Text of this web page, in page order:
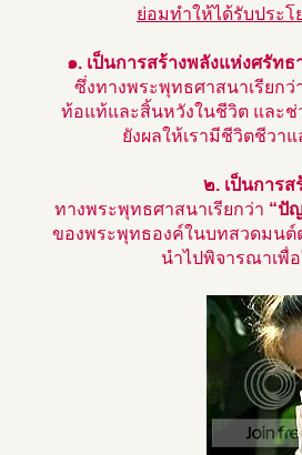
ย่อมทำให้ได้รับประ
๑. เป็นการสร้างพลังแห่งศรัท
ซึ่งทางพระพุทธศาสนาเรียกว่
ท้อแท้และสิ้นหวังในชีวิต และช่
ยังผลให้เรามีชีวิตชีวา
๒. เป็นการ
ทางพระพุทธศาสนาเรียกว่า “ปั
ของพระพุทธองค์ในบทสวดมนต์
นำไปพิจารณาเพื่